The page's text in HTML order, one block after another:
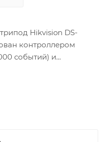
Hikvision DS-
контроллером
событий) и
запрещенный